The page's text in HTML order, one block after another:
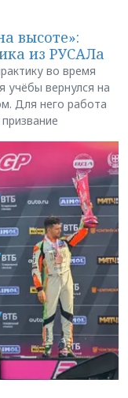
высоте»:
из РУСАЛа
во время
учёбы вернулся на
Для него работа